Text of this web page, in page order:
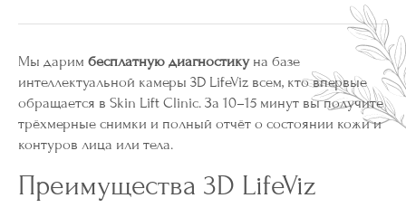
Мы дарим бесплатную диагностикуна базе
интеллектуальной камеры 3D LifeViz всем, кто впервые
обращается в Skin Lift Clinic. За 10–15 минут вы получите
трёхмерные снимки и полный отчёт о состоянии кожи и
контуров лица или тела.
Преимущества 3D LifeViz